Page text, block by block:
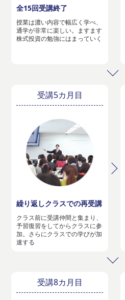
全15回受講終了
授業は濃い内容で幅広く学べ、
通学が非常に楽しい。ますます
株式投資の勉強にはまっていく
受講5カ月目
繰り返しクラスでの再受講
クラス前に受講仲間と集まり、
予習復習をしてからクラスに参
加。さらにクラスでの学びが加
速する
受講8カ月目